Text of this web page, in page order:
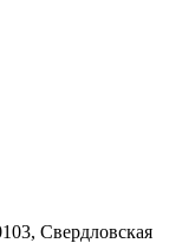
Свердловская